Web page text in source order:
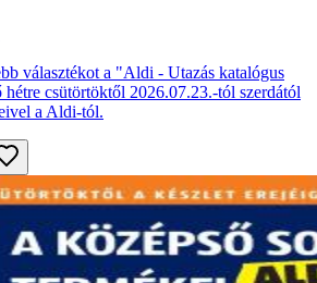
választékot a "Aldi - Utazás katalógus
csütörtöktől 2026.07.23.-tól szerdától
a Aldi-tól.